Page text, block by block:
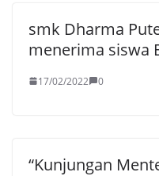
smk Dharma
menerima siswa
17/02/2022 0
“Kunjungan